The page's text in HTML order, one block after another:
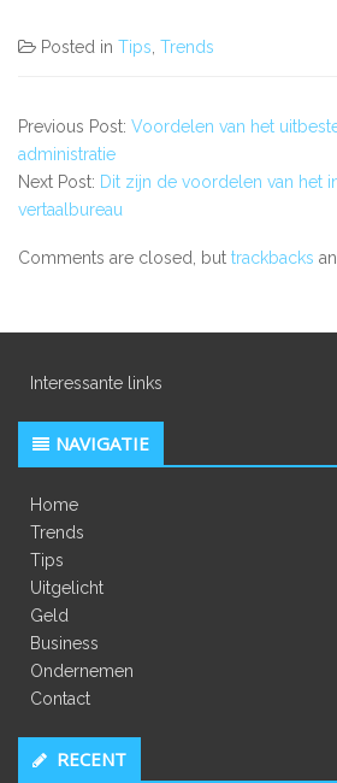
Posted in Tips Trends
Previous Post: Voordelen van het
administratie
Next Post: Dit zijn de voordelen van het
vertaalbureau
Comments are closed, but trackbacks
Interessante links
NAVIGATIE
Home
Trends
Tips
Uitgelicht
Geld
Business
Ondernemen
Contact
RECENT